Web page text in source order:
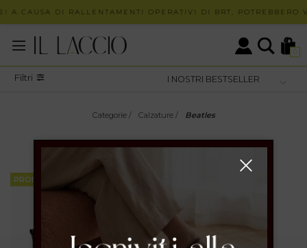
A CAUSA DI RALLENTAMENTI OPERATIVI DI BRT, POTREBBERO
0
Filtri
Categorie / Calzature / Beatles
BEATLES
PROMOZIONI